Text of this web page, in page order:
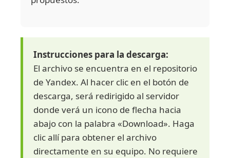
Instrucciones para la descarga:
El archivo se encuentra en el repositorio
de Yandex. Al hacer clic en el botón de
descarga, será redirigido al servidor
donde verá un icono de flecha hacia
abajo con la palabra «Download». Haga
clic allí para obtener el archivo
directamente en su equipo. No requiere